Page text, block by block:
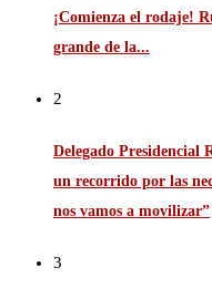
¡Comienza el rodaje!
grande de la...
2
Delegado Presidencial
un recorrido por las
nos vamos a movilizar”
3